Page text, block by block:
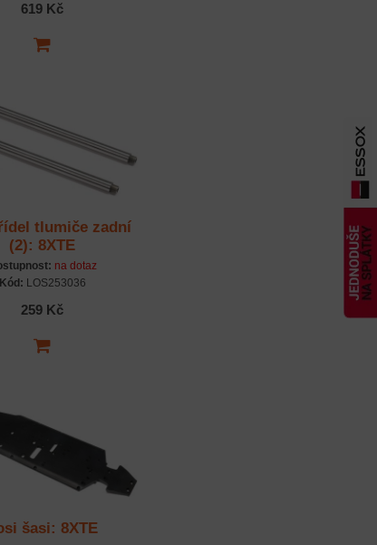
619 Kč
tlumiče zadní
(2): 8XTE
na dotaz
Kód: LOS253036
259 Kč
šasi: 8XTE